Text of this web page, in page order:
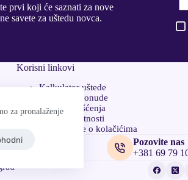
za pronalaženje
prvi koji će saznati za nove
savete za uštedu novca.
Korisni linkovi
Kalkulator uštede
Uporedite ponude
Uslovi korišćenja
Polisa privatnosti
Obaveštenje o kolačićima
Pozovite nas
+381 69 79